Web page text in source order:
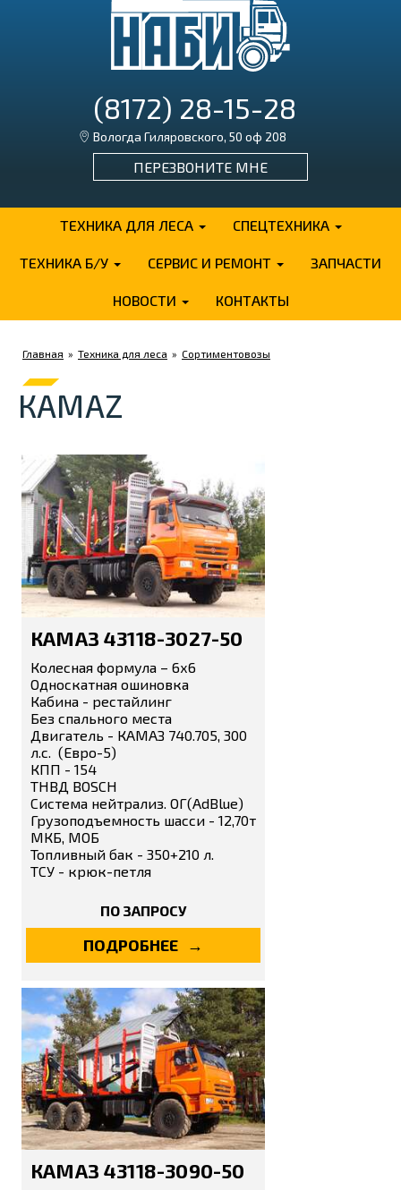
(8172) 28-15-28
Вологда Гиляровского, 50 оф 208
ПЕРЕЗВОНИТЕ МНЕ
ТЕХНИКА ДЛЯ ЛЕСА СПЕЦТЕХНИКА
ТЕХНИКА Б/У СЕРВИС И РЕМОНТ ЗАПЧАСТИ
НОВОСТИ КОНТАКТЫ
Главная » Техника для леса » Сортиментовозы
КАМАZ
КАМАЗ 43118-3027-50
Колесная формула – 6х6
Односкатная ошиновка
Кабина - рестайлинг
Без спального места
Двигатель - КАМАЗ 740.705, 300
л.с. (Евро-5)
КПП - 154
ТНВД BOSCH
Система нейтрализ. ОГ(AdBlue)
Грузоподъемность шасси - 12,70т
МКБ, МОБ
Топливный бак - 350+210 л.
ТСУ - крюк-петля
ПО ЗАПРОСУ
ПОДРОБНЕЕ
КАМАЗ 43118-3090-50